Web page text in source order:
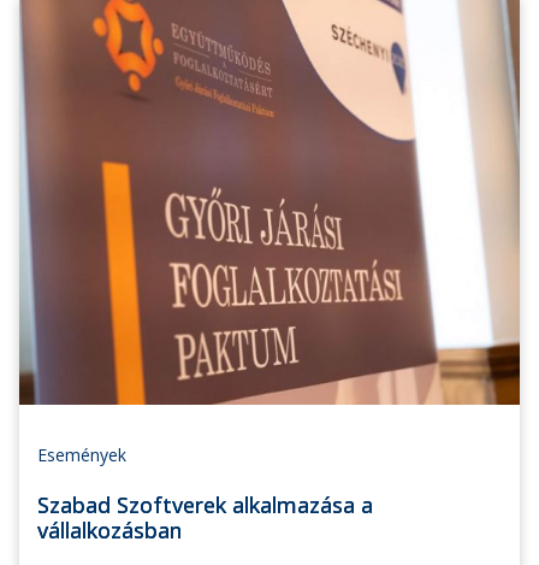
Események
Szabad Szoftverek alkalmazása a
vállalkozásban